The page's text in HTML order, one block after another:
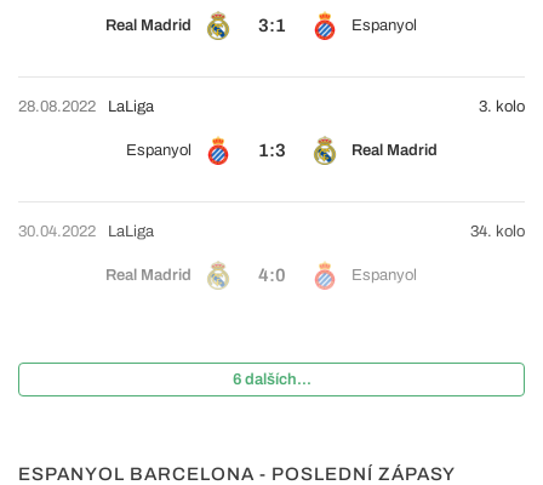
Real Madrid 3:1 Espanyol
28.08.2022
Espanyol 1:3 Real Madrid
LaLiga 3. kolo
30.04.2022
Real Madrid 4:0 Espanyol
LaLiga 34. kolo
6 dalších...
ESPANYOL BARCELONA - POSLEDNÍ ZÁPASY